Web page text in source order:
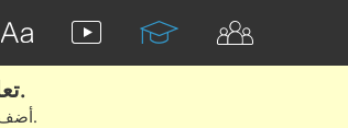
تعلم الإنجليزية الحقيقية من الأفلام والكتب.
أضف كلمات أو عبارات للتعلم والتدريب مع متعلمين آخرين.